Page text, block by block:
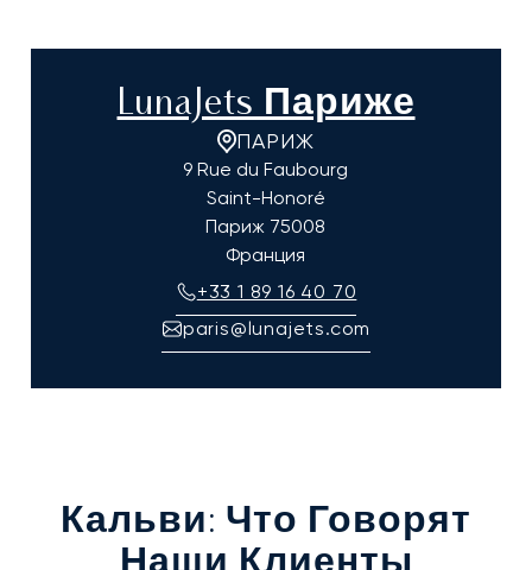
LunaJets Париже
ПАРИЖ
9 Rue du Faubourg
Saint-Honoré
Париж 75008
Франция
+33 1 89 16 40 70
paris@lunajets.com
Кальви: Что Говорят